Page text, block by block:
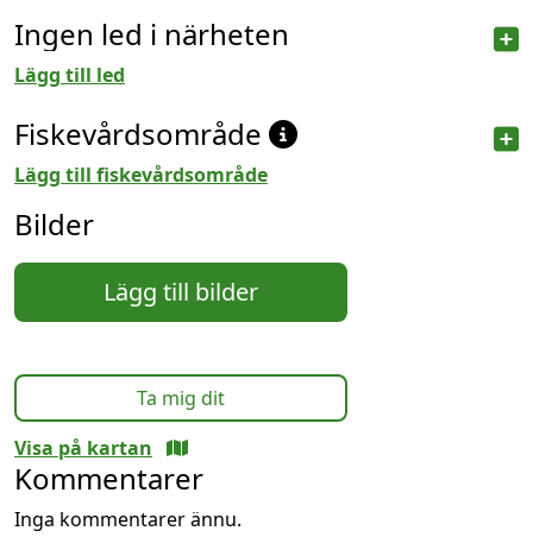
Ingen led i närheten
Lägg till led
Fiskevårdsområde
Lägg till fiskevårdsområde
Bilder
Lägg till bilder
Ta mig dit
Visa på kartan
Kommentarer
Inga kommentarer ännu.